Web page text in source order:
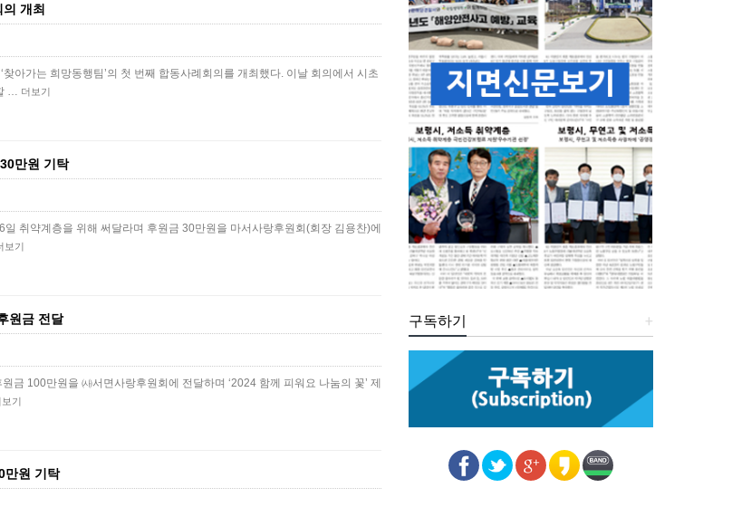
개최
아가는 희망동행팀’의 첫 번째 합동사례회의를 개최했다. 이날 회의에서 시초
… 더보기
만원 기탁
취약계층을 위해 써달라며 후원금 30만원을 마서사랑후원회(회장 김용찬)에
보기
원금 전달
금 100만원을 ㈔서면사랑후원회에 전달하며 ‘2024 함께 피워요 나눔의 꽃’ 제
보기
만원 기탁
+
구독하기